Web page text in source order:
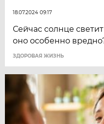
18.07.2024 09:17
Сейчас солнце
оно особенно
ЗДОРОВАЯ ЖИЗНЬ